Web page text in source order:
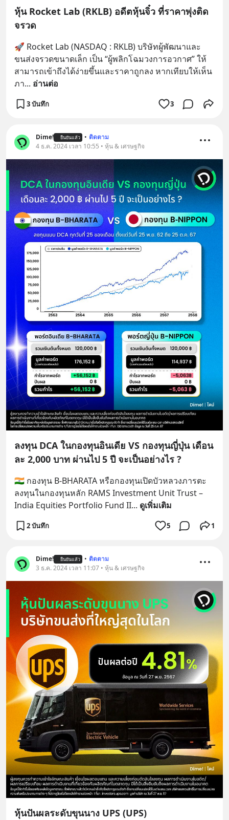
หุ้น Rocket Lab (RKLB) อดีตหุ้นจิ๋ว ที่ราคาพุ่งติด
จรวด
🚀 Rocket Lab (NASDAQ : RKLB) บริษัทผู้พัฒนาและ
ขนส่งจรวดขนาดเล็ก เป็น “ผู้พลิกโฉมวงการอวกาศ” ให้
สามารถเข้าถึงได้ง่ายขึ้นและราคาถูกลง หากเทียบให้เห็น
ภา... อ่านต่อ
3 บันทึก 3
Dime! ยืนยันแล้ว • ติดตาม
4 ธ.ค. 2024 เวลา 10:55 • หุ้น & เศรษฐกิจ
ลงทุน DCA ในกองทุนอินเดีย VS กองทุนญี่ปุ่น เดือน
ละ 2,000 บาท ผ่านไป 5 ปี จะเป็นอย่างไร ?
🇮🇳 กองทุน B-BHARATA หรือกองทุนเปิดบัวหลวงภารตะ
ลงทุนในกองทุนหลัก RAMS Investment Unit Trust –
India Equities Portfolio Fund II... ดูเพิ่มเติม
2 บันทึก 5 1
Dime! ยืนยันแล้ว • ติดตาม
3 ธ.ค. 2024 เวลา 11:07 • หุ้น & เศรษฐกิจ
หุ้นปันผลระดับขุนนาง UPS (UPS)